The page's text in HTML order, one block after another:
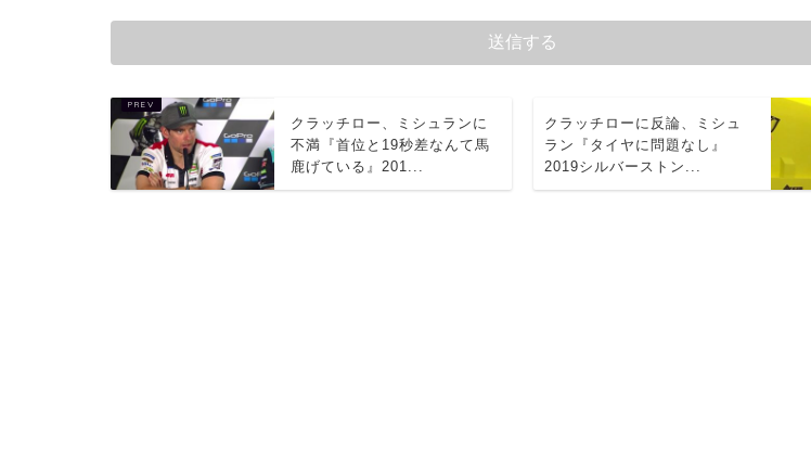
クラッチロー、ミシュランに
不満『首位と19秒差なんて馬
鹿げている』201...
クラッチローに反論、ミシュ
ラン『タイヤに問題なし』
2019シルバーストン...